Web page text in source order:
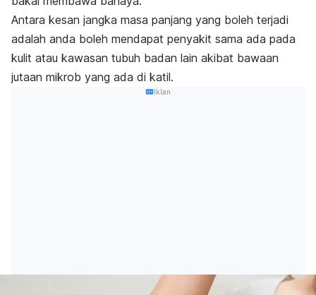
Antara kesan jangka masa panjang yang boleh terjadi
adalah anda boleh mendapat penyakit sama ada pada
kulit atau kawasan tubuh badan lain akibat bawaan
jutaan mikrob yang ada di katil.
Iklan